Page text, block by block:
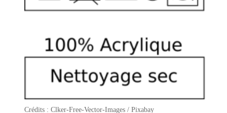
Crédits : Clker-Free-Vector-Images / Pixabay